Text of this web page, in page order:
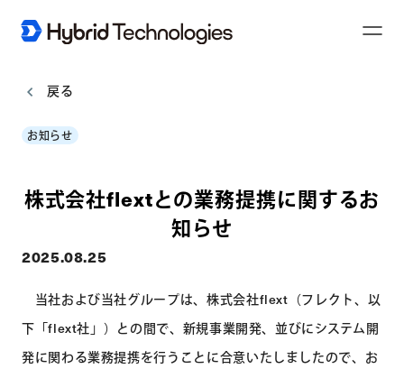
i
o
戻る
お知らせ
株式会社flextとの業務提携に関するお
知らせ
2025.08.25
当社および当社グループは、株式会社flext（フレクト、以
下「flext社」）との間で、新規事業開発、並びにシステム開
発に関わる業務提携を行うことに合意いたしましたので、お